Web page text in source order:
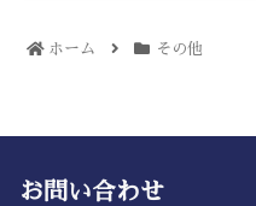
ホーム その他
お問い合わせ